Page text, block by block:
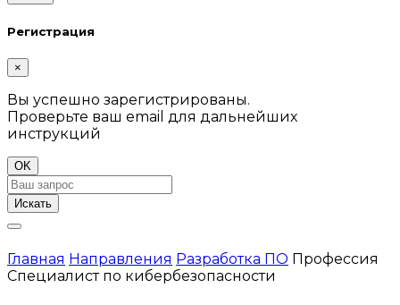
Регистрация
×
Вы успешно зарегистрированы.
Проверьте ваш email для дальнейших
инструкций
OK
Искать
Главная Направления Разработка ПО Профессия
Cпециалист по кибербезопасности